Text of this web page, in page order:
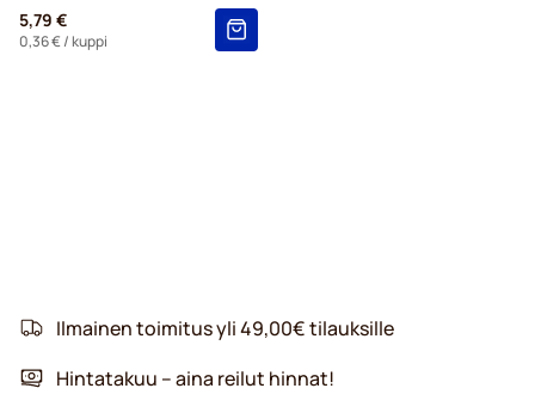
5,79 €
0,36 €/ kuppi
Ilmainen toimitus yli 49,00€ tilauksille
Hintatakuu – aina reilut hinnat!